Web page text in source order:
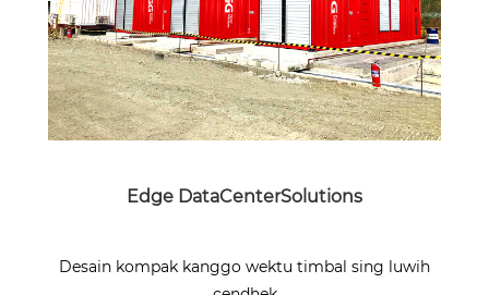
Edge DataCenterSolutions
Desain kompak kanggo wektu timbal sing luwih